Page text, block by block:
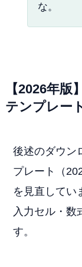
な。
【2026年
テンプレー
後述のダウン
プレート（
を見直してい
入力セル・数
す。